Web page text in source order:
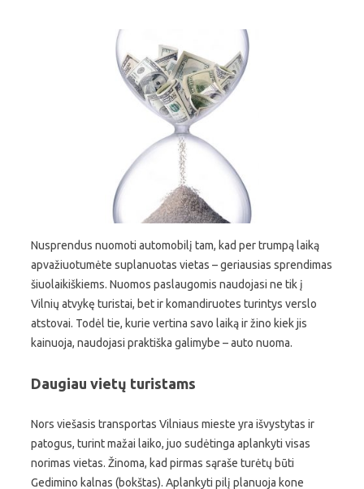
Nusprendus nuomoti automobilį tam, kad per trumpą laiką
apvažiuotumėte suplanuotas vietas – geriausias sprendimas
šiuolaikiškiems. Nuomos paslaugomis naudojasi ne tik į
Vilnių atvykę turistai, bet ir komandiruotes turintys verslo
atstovai. Todėl tie, kurie vertina savo laiką ir žino kiek jis
kainuoja, naudojasi praktiška galimybe – auto nuoma.
Daugiau vietų turistams
Nors viešasis transportas Vilniaus mieste yra išvystytas ir
patogus, turint mažai laiko, juo sudėtinga aplankyti visas
norimas vietas. Žinoma, kad pirmas sąraše turėtų būti
Gedimino kalnas (bokštas). Aplankyti pilį planuoja kone